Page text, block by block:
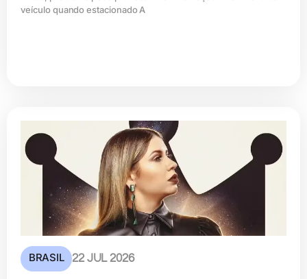
veículo quando estacionado A
BRASIL 22 JUL 2026